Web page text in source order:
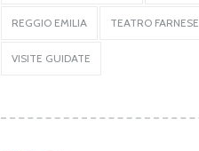
REGGIO EMILIA TEATRO FARNESE
VISITE GUIDATE